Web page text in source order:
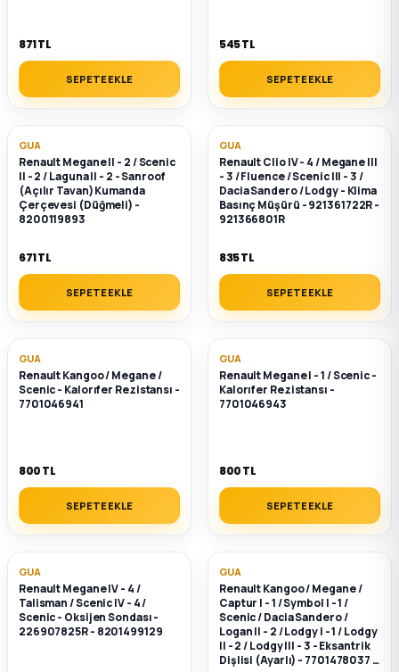
871 TL
SEPETE EKLE
545 TL
SEPETE EKLE
GUA
Renault Megane II - 2 / Scenic
II - 2 / Laguna II - 2 - Sanroof
(Açılır Tavan) Kumanda
Çerçevesi (Düğmeli) -
8200119893
671 TL
SEPETE EKLE
GUA
Renault Clio IV - 4 / Megane III
- 3 / Fluence / Scenic III - 3 /
Dacia Sandero / Lodgy - Klima
Basınç Müşürü - 921361722R -
921366801R
835 TL
SEPETE EKLE
GUA
Renault Kangoo / Megane /
Scenic - Kalorıfer Rezistansı -
7701046941
800 TL
SEPETE EKLE
GUA
Renault Megane I - 1 / Scenic -
Kalorıfer Rezistansı -
7701046943
800 TL
SEPETE EKLE
GUA
Renault Megane IV - 4 /
Talisman / Scenic IV - 4 /
Scenic - Oksijen Sondası -
226907825R - 8201499129
GUA
Renault Kangoo / Megane /
Captur I - 1 / Symbol I - 1 /
Scenic / Dacia Sandero /
Logan II - 2 / Lodgy I - 1 / Lodgy
II - 2 / Lodgy III - 3 - Eksantrik
Dişlisi (Ayarlı) - 7701478037 -